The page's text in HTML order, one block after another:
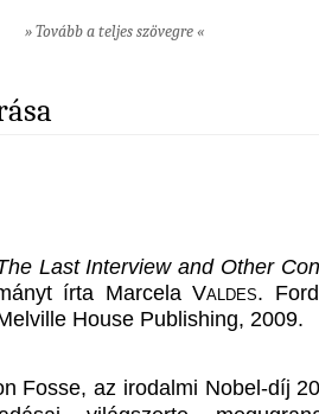
» Tovább a teljes szövegre «
Last Interview and Other
írta MarcelaValdes.
House Publishing, 2009.
Fosse, az irodalmi Nobel-díj